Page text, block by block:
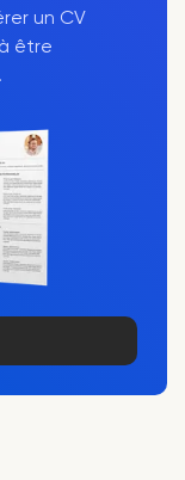
un CV
être